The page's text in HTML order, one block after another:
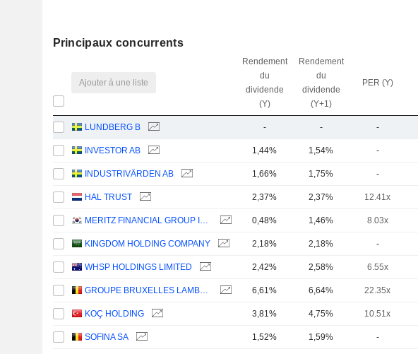
Principaux concurrents
Ajouter à une liste
Rendement
du
dividende
(Y)
Rendement
du
dividende
(Y+1)
PER (Y)
LUNDBERG B - - -
INVESTOR AB 1,44% 1,54% -
INDUSTRIVÄRDEN AB 1,66% 1,75% -
HAL TRUST 2,37% 2,37% 12.41x
MERITZ FINANCIAL GROUP INC. 0,48% 1,46% 8.03x
KINGDOM HOLDING COMPANY 2,18% 2,18% -
WHSP HOLDINGS LIMITED 2,42% 2,58% 6.55x
GROUPE BRUXELLES LAMBERT SA 6,61% 6,64% 22.35x
KOÇ HOLDING 3,81% 4,75% 10.51x
SOFINA SA 1,52% 1,59% -